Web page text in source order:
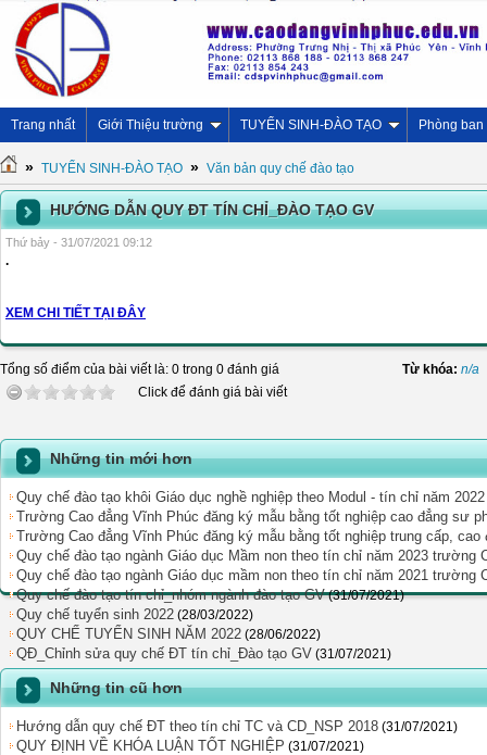
Trang nhất Giới Thiệu trường TUYỂN SINH-ĐÀO TẠO Phòng ban
» TUYỂN SINH-ĐÀO TẠO » Văn bản quy chế đào tạo
HƯỚNG DẪN QUY ĐT TÍN CHỈ_ĐÀO TẠO GV
Thứ bảy - 31/07/2021 09:12
.
XEM CHI TIẾT TẠI ĐÂY
Tổng số điểm của bài viết là: 0 trong 0 đánh giá
Click để đánh giá bài viết
Từ khóa: n/a
Những tin mới hơn
Quy chế đào tạo khôi Giáo dục nghề nghiệp theo Modul - tín chỉ năm
Trường Cao đẳng Vĩnh Phúc đăng ký mẫu bằng tốt nghiệp cao đẳng sư
Trường Cao đẳng Vĩnh Phúc đăng ký mẫu bằng tốt nghiệp trung cấp,
Quy chế đào tạo ngành Giáo dục Mầm non theo tín chỉ năm 2023 trường
Quy chế đào tạo ngành Giáo dục mầm non theo tín chỉ năm 2021 trường
Quy chế đào tạo tín chỉ_nhóm ngành đào tạo GV (31/07/2021)
Quy chế tuyển sinh 2022 (28/03/2022)
QUY CHẾ TUYỂN SINH NĂM 2022 (28/06/2022)
QÐ_Chỉnh sửa quy chế ĐT tín chỉ_Đào tạo GV (31/07/2021)
Những tin cũ hơn
Hướng dẫn quy chế ĐT theo tín chỉ TC và CD_NSP 2018 (31/07/2021)
QUY ĐỊNH VỀ KHÓA LUẬN TỐT NGHIỆP (31/07/2021)